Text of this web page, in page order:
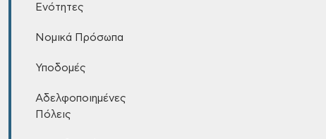
Ενότητες
Νομικά Πρόσωπα
Υποδομές
Αδελφοποιημένες
Πόλεις